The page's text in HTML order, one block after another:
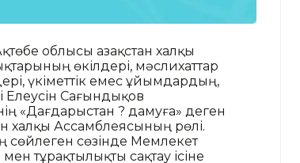
облысы Қазақстан халқы
өкілдері, мәслихаттар
үкіметтік емес ұйымдардың,
Елеусін Сағындықов
«Дағдарыстан ? дамуға» деген
халқы Ассамблеясының рөлі.
сөйлеген сөзінде Мемлекет
тұрақтылықты сақтау ісіне